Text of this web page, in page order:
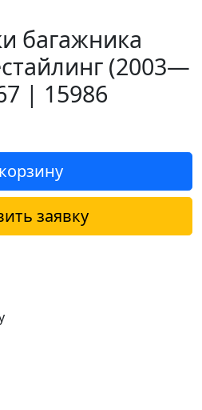
багажника
(2003—
| 15986
заявку